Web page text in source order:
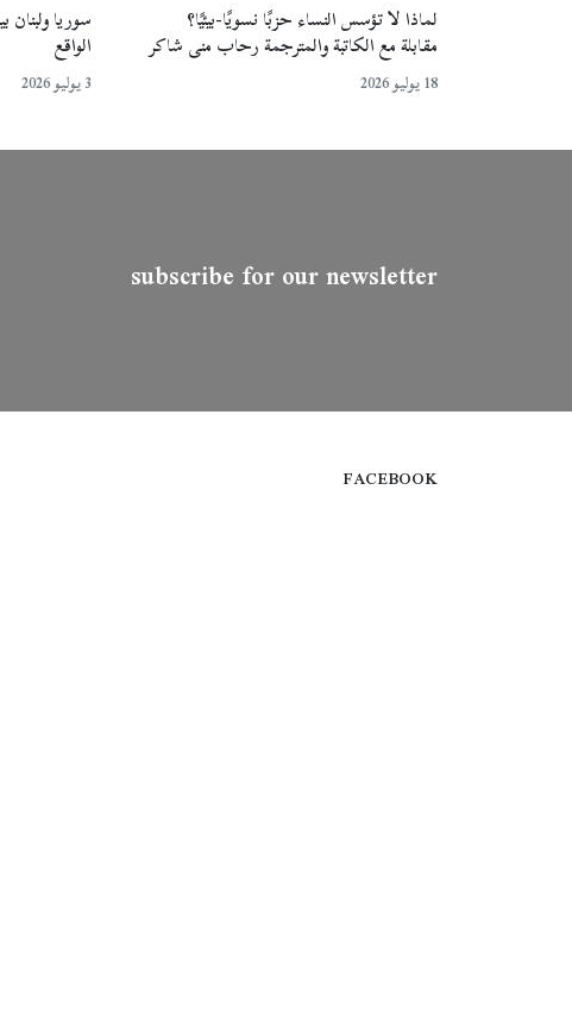
لماذا لا تؤسس النساء حزبًا نسويًا-بيئيًا؟
مقابلة مع الكاتبة والمترجمة رحاب منى شاكر
18 يوليو 2026
سوريا ولبنان
الواقع
3 يوليو 2026
subscribe for our newsletter
FACEBOOK